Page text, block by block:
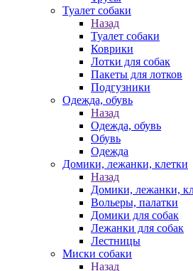
Туалет собаки
Назад
Туалет собаки
Коврики
Лотки для собак
Пакеты для лотков
Подгузники
Одежда, обувь
Назад
Одежда, обувь
Обувь
Одежда
Домики, лежанки, клетки
Назад
Домики, лежанки,
Вольеры, палатки
Домики для собак
Лежанки для собак
Лестницы
Миски собаки
Назад